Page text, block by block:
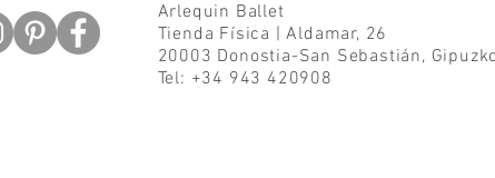
Arlequin Ballet
Tienda Física | Aldamar, 26
20003 Donostia-San Sebastián,
Tel: +34 943 420908